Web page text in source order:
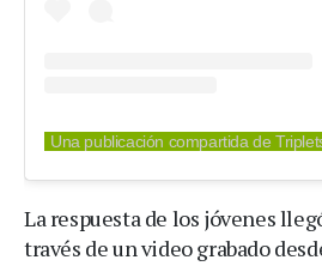
La respuesta de los jóvenes
través de un video grabado